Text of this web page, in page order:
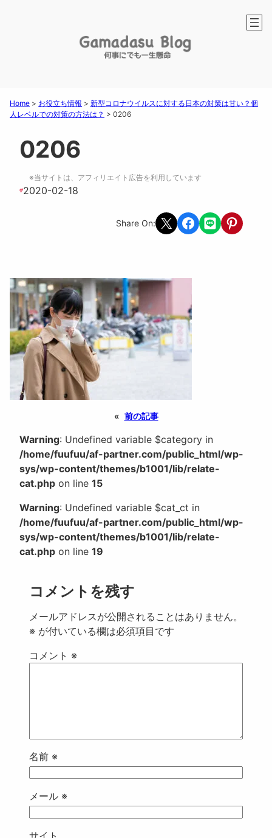
Home > お役立ち情報 > 新型コロナウイルスに対する日本の対策は甘い？個
人レベルでの対策の方法は？ > 0206
0206
※当サイトは、アフィリエイト広告を利用しています
#2020-02-18
Share On: Share on X Share on Facebook
Share on LINEShare on
« 前の記事
Warning: Undefined variable $category in
/home/fuufuu/af-partner.com/public_html/wp-
sys/wp-content/themes/b1001/lib/relate-
cat.php on line 15
Warning: Undefined variable $cat_ct in
/home/fuufuu/af-partner.com/public_html/wp-
sys/wp-content/themes/b1001/lib/relate-
cat.php on line 19
コメントを残す
メールアドレスが公開されることはありません。
※ が付いている欄は必須項目です
コメント ※
名前 ※
メール ※
サイト